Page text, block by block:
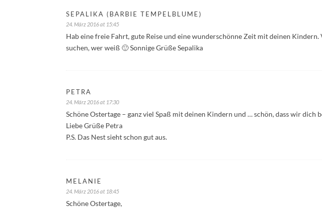
SEPALIKA (BARBIE TEMPELBLUME)
24. März 2016 at 15:45
Hab eine freie Fahrt, gute Reise und eine wunderschönne Zeit mit deinen
suchen, wer weiß 🙂 Sonnige Grüße Sepalika
PETRA
24. März 2016 at 17:30
Schöne Ostertage – ganz viel Spaß mit deinen Kindern und … schön, dass wir dich
Liebe Grüße Petra
P.S. Das Nest sieht schon gut aus.
MELANIE
24. März 2016 at 18:45
Schöne Ostertage,